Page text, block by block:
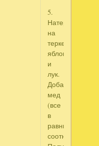
5.
Натереть
на
терке
яблоко
и
лук.
Добавить
мед
(все
в
равных
соотношениях).